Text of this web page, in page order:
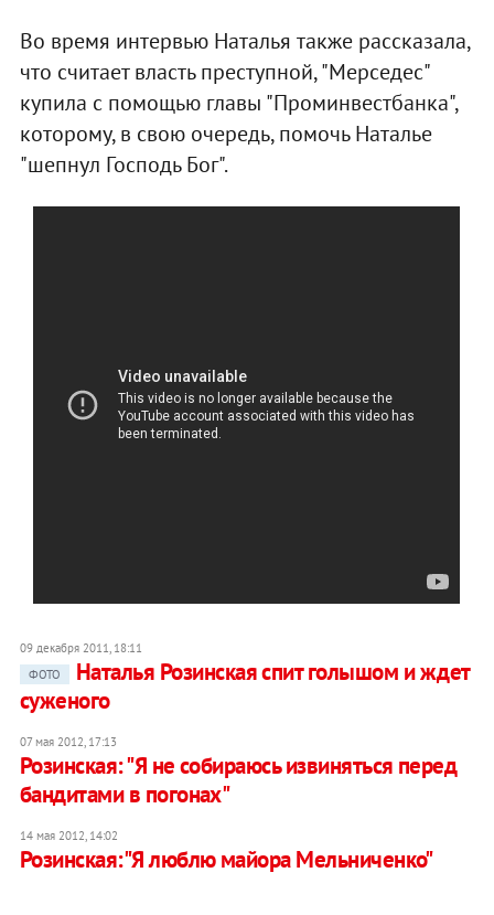
Во время интервью Наталья также рассказала,
что считает власть преступной, "Мерседес"
купила с помощью главы "Проминвестбанка",
которому, в свою очередь, помочь Наталье
"шепнул Господь Бог".
09 декабря 2011, 18:11
ФОТО
Наталья Розинская спит голышом и ждет
суженого
07 мая 2012, 17:13
Розинская: "Я не собираюсь извиняться перед
бандитами в погонах"
14 мая 2012, 14:02
Розинская:"Я люблю майора Мельниченко"